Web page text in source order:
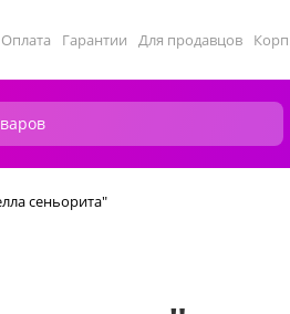
Оплата Гарантии Для продавцов
сеньорита"